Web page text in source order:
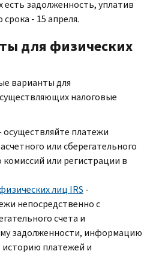
есть задолженность, уплатив
- 15 апреля.
для физических
варианты для
налоговые
осуществляйте платежи
или сберегательного
комиссий или регистрации в
лиц IRS -
непосредственно с
счета и
задолженности, информацию
платежей и